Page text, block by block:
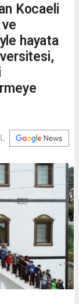
Kocaeli
hayata